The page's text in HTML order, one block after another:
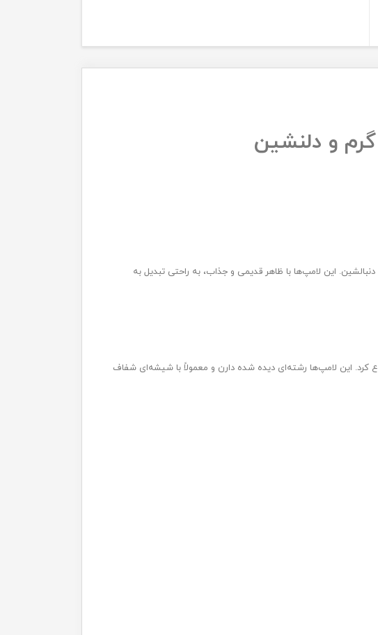
و دلنشین
این لامپ‌ها با ظاهر قدیمی و جذاب، به راحتی تبدیل به
کرد. این لامپ‌ها رشته‌ای دیده‌ شده دارن و معمولاً با شیشه‌ای شفاف